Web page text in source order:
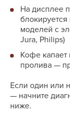
На дисплее
моделей с
Jura, Philips)
Кофе капает
пролива —
Если один или
— начните
ниже.